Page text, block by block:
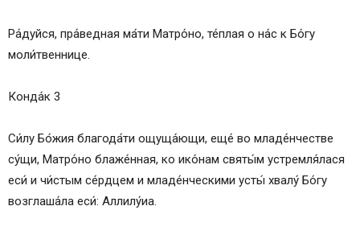
Ра́дуйся, пра́ведная ма́ти Матро́но, те́плая о на́с к Бо́гу
моли́твеннице.
Конда́к 3
Си́лу Бо́жия благода́ти ощуща́ющи, еще́ во младе́нчестве
су́щи, Матро́но блаже́нная, ко ико́нам святы́м устремля́лася
еси́ и чи́стым се́рдцем и младе́нческими усты́ хвалу́ Бо́гу
возглаша́ла еси́: Аллилу́иа.